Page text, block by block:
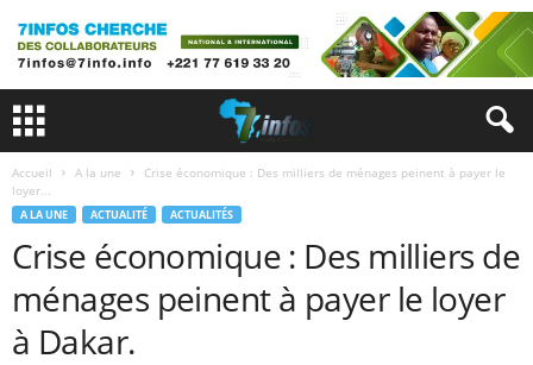
Accueil A la une
Crise économique : Des milliers de ménages peinent à payer le
loyer...
A LA UNE ACTUALITÉ ACTUALITÉS
Crise économique : Des milliers de
ménages peinent à payer le loyer
à Dakar.